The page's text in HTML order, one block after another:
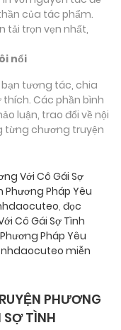
của tác phẩm.
tải trọn vẹn nhất,
nổi
bạn tương tác, chia
Các phần bình
luận, trao đổi về nội
từng chương truyện
Với Cô Gái Sợ
Phương Pháp Yêu
, đọc
Cô Gái Sợ Tình
Pháp Yêu
miễn
PHƯƠNG
TÌNH